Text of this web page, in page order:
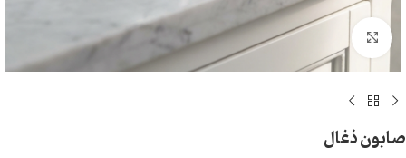
بزرگنمایی تصویر
صابون ذغال